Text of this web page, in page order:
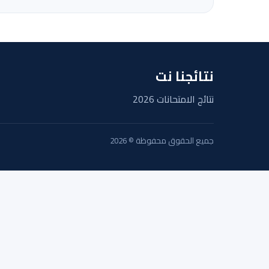
نتائجنا نت
نتائج الامتحانات 2026
جميع الحقوق محفوظة © 2026